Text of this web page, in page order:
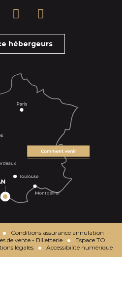
hébergeurs
Conditions assurance annulation
de vente - Billetterie
Espace TO
légales Accessibilité numérique